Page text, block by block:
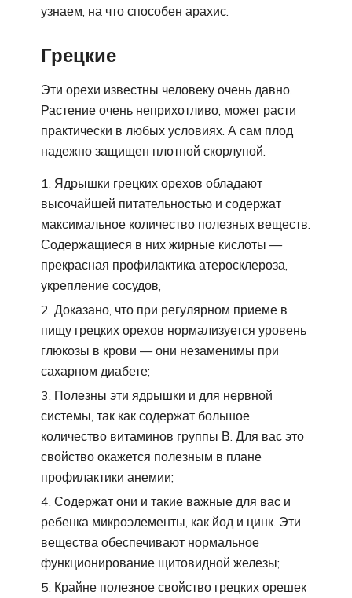
узнаем, на что способен арахис.
Грецкие
Эти орехи известны человеку очень давно.
Растение очень неприхотливо, может расти
практически в любых условиях. А сам плод
надежно защищен плотной скорлупой.
Ядрышки грецких орехов обладают
высочайшей питательностью и содержат
максимальное количество полезных веществ.
Содержащиеся в них жирные кислоты —
прекрасная профилактика атеросклероза,
укрепление сосудов;
Доказано, что при регулярном приеме в
пищу грецких орехов нормализуется уровень
глюкозы в крови — они незаменимы при
сахарном диабете;
Полезны эти ядрышки и для нервной
системы, так как содержат большое
количество витаминов группы В. Для вас это
свойство окажется полезным в плане
профилактики анемии;
Содержат они и такие важные для вас и
ребенка микроэлементы, как йод и цинк. Эти
вещества обеспечивают нормальное
функционирование щитовидной железы;
Крайне полезное свойство грецких орешек